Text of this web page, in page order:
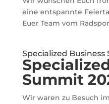
eine entspannte
Euer Team vom
Specialized Business
Summit
Wir waren zu Besuch im